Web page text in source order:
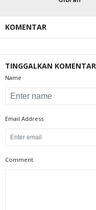
KOMENTAR
TINGGALKAN KOMENTAR
Name
Email Address
Comment